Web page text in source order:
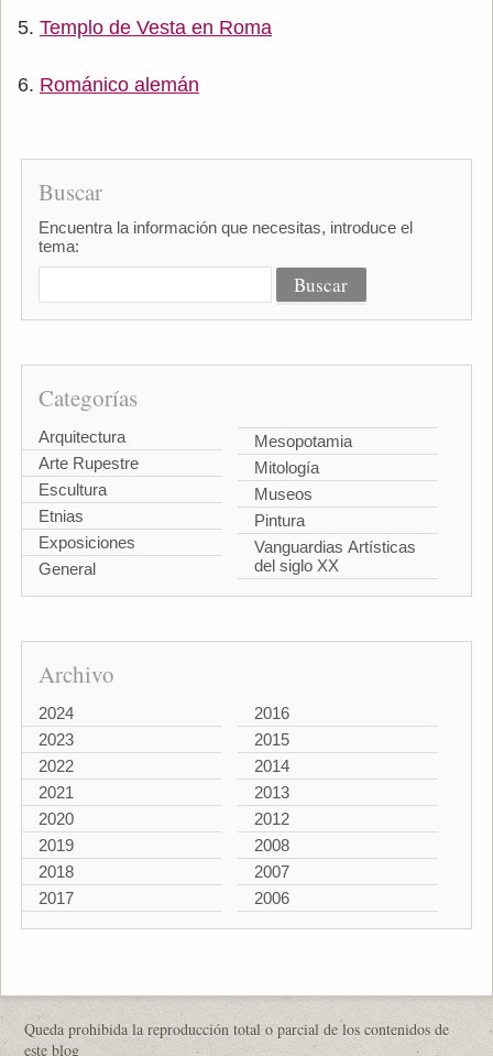
Templo de Vesta en Roma
Románico alemán
Buscar
Encuentra la información que necesitas, introduce el
tema:
Categorías
Arquitectura
Arte Rupestre
Escultura
Etnias
Exposiciones
General
Mesopotamia
Mitología
Museos
Pintura
Vanguardias Artísticas
del siglo XX
Archivo
2024
2023
2022
2021
2020
2019
2018
2017
2016
2015
2014
2013
2012
2008
2007
2006
Queda prohibida la reproducción total o parcial de los contenidos de
este blog